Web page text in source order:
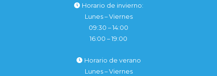
Horario de invierno:
Lunes – Viernes
09:30 – 14:00
16:00 – 19:00
Horario de verano
Lunes – Viernes